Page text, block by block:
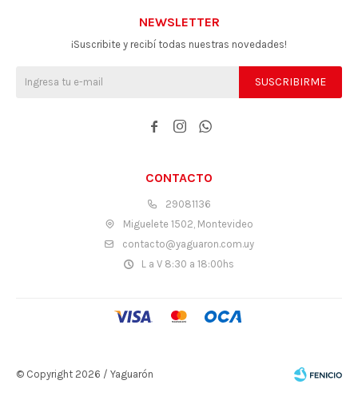
CONTACTO
29081136
Miguelete 1502, Montevideo
contacto@yaguaron.com.uy
L a V 8:30 a 18:00hs
NEWSLETTER
¡Suscribite y recibí todas nuestras novedades!
SUSCRIBIRME
  
© Copyright 2026 / Yaguarón